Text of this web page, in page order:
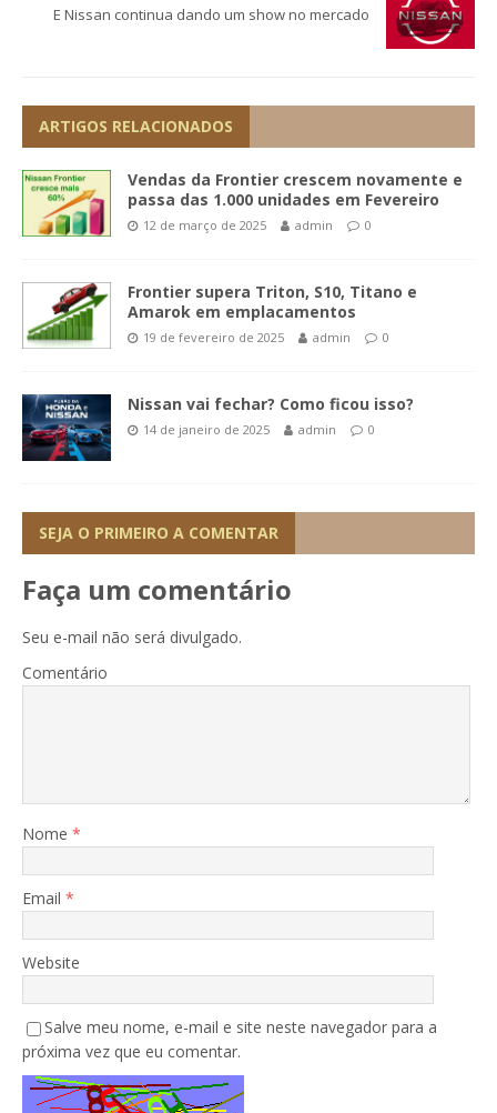
E Nissan continua dando um show no mercado
ARTIGOS RELACIONADOS
Vendas da Frontier crescem novamente e
passa das 1.000 unidades em Fevereiro
12 de março de 2025 admin 0
Frontier supera Triton, S10, Titano e
Amarok em emplacamentos
19 de fevereiro de 2025 admin 0
Nissan vai fechar? Como ficou isso?
14 de janeiro de 2025 admin 0
SEJA O PRIMEIRO A COMENTAR
Faça um comentário
Seu e-mail não será divulgado.
Comentário
Nome *
Email *
Website
Salve meu nome, e-mail e site neste navegador para a
próxima vez que eu comentar.